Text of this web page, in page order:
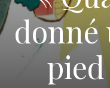
donné
pied